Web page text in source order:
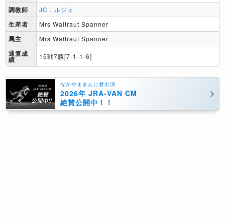
調教師 JC．ルジェ
生産者 Mrs Waltraut Spanner
馬主 Mrs Waltraut Spanner
通算成
績 15戦7勝[7-1-1-6]
なかやまきんに君出演
2026年 JRA-VAN CM
絶賛公開中！！